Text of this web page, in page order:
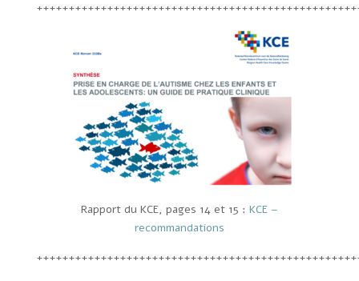
Rapport du KCE, pages 14 et 15 : KCE –
recommandations